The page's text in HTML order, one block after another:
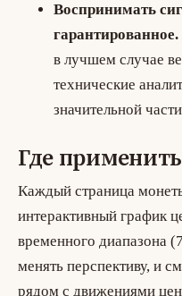
Воспринимать
гарантированное.
в лучшем случае
технические
значительной
Где
Каждый страница
интерактивный график
временного диапазона
менять перспективу, и
рядом с движениями